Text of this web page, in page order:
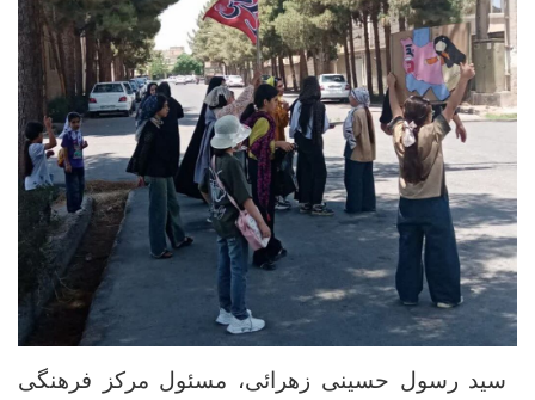
سید رسول حسینی زهرائی، مسئول مرکز فرهنگی